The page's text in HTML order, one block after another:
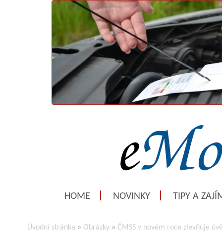
HOME NOVINKY TIPY A
Úvodní stránka » Obrázky » ČMSS v novém roce zlevňuje